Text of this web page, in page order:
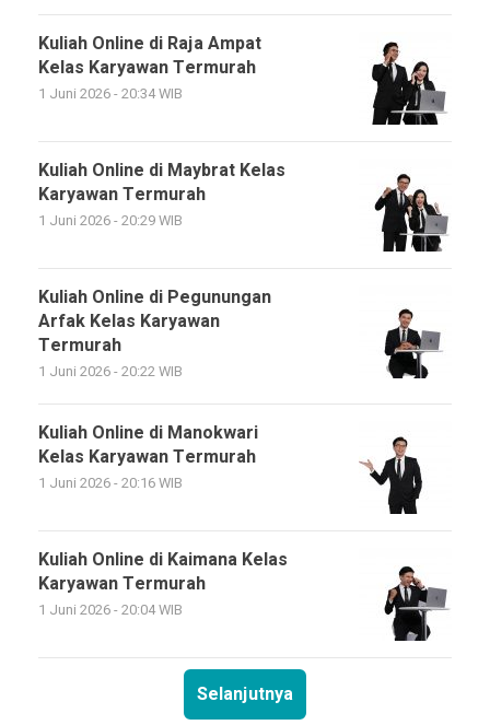
Kuliah Online di Raja Ampat
Kelas Karyawan Termurah
1 Juni 2026 - 20:34 WIB
Kuliah Online di Maybrat Kelas
Karyawan Termurah
1 Juni 2026 - 20:29 WIB
Kuliah Online di Pegunungan
Arfak Kelas Karyawan
Termurah
1 Juni 2026 - 20:22 WIB
Kuliah Online di Manokwari
Kelas Karyawan Termurah
1 Juni 2026 - 20:16 WIB
Kuliah Online di Kaimana Kelas
Karyawan Termurah
1 Juni 2026 - 20:04 WIB
Selanjutnya